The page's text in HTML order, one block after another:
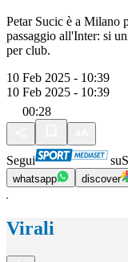
Petar Sucic è a Milano
passaggio all'Inter: si
per club.
10 Feb 2025 - 10:39
10 Feb 2025 - 10:39
00:28
Segui su
whatsapp discover
Virali